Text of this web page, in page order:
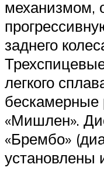
механизмом,
заднего
легкого
«Мишлен».
«Брембо»
установлены